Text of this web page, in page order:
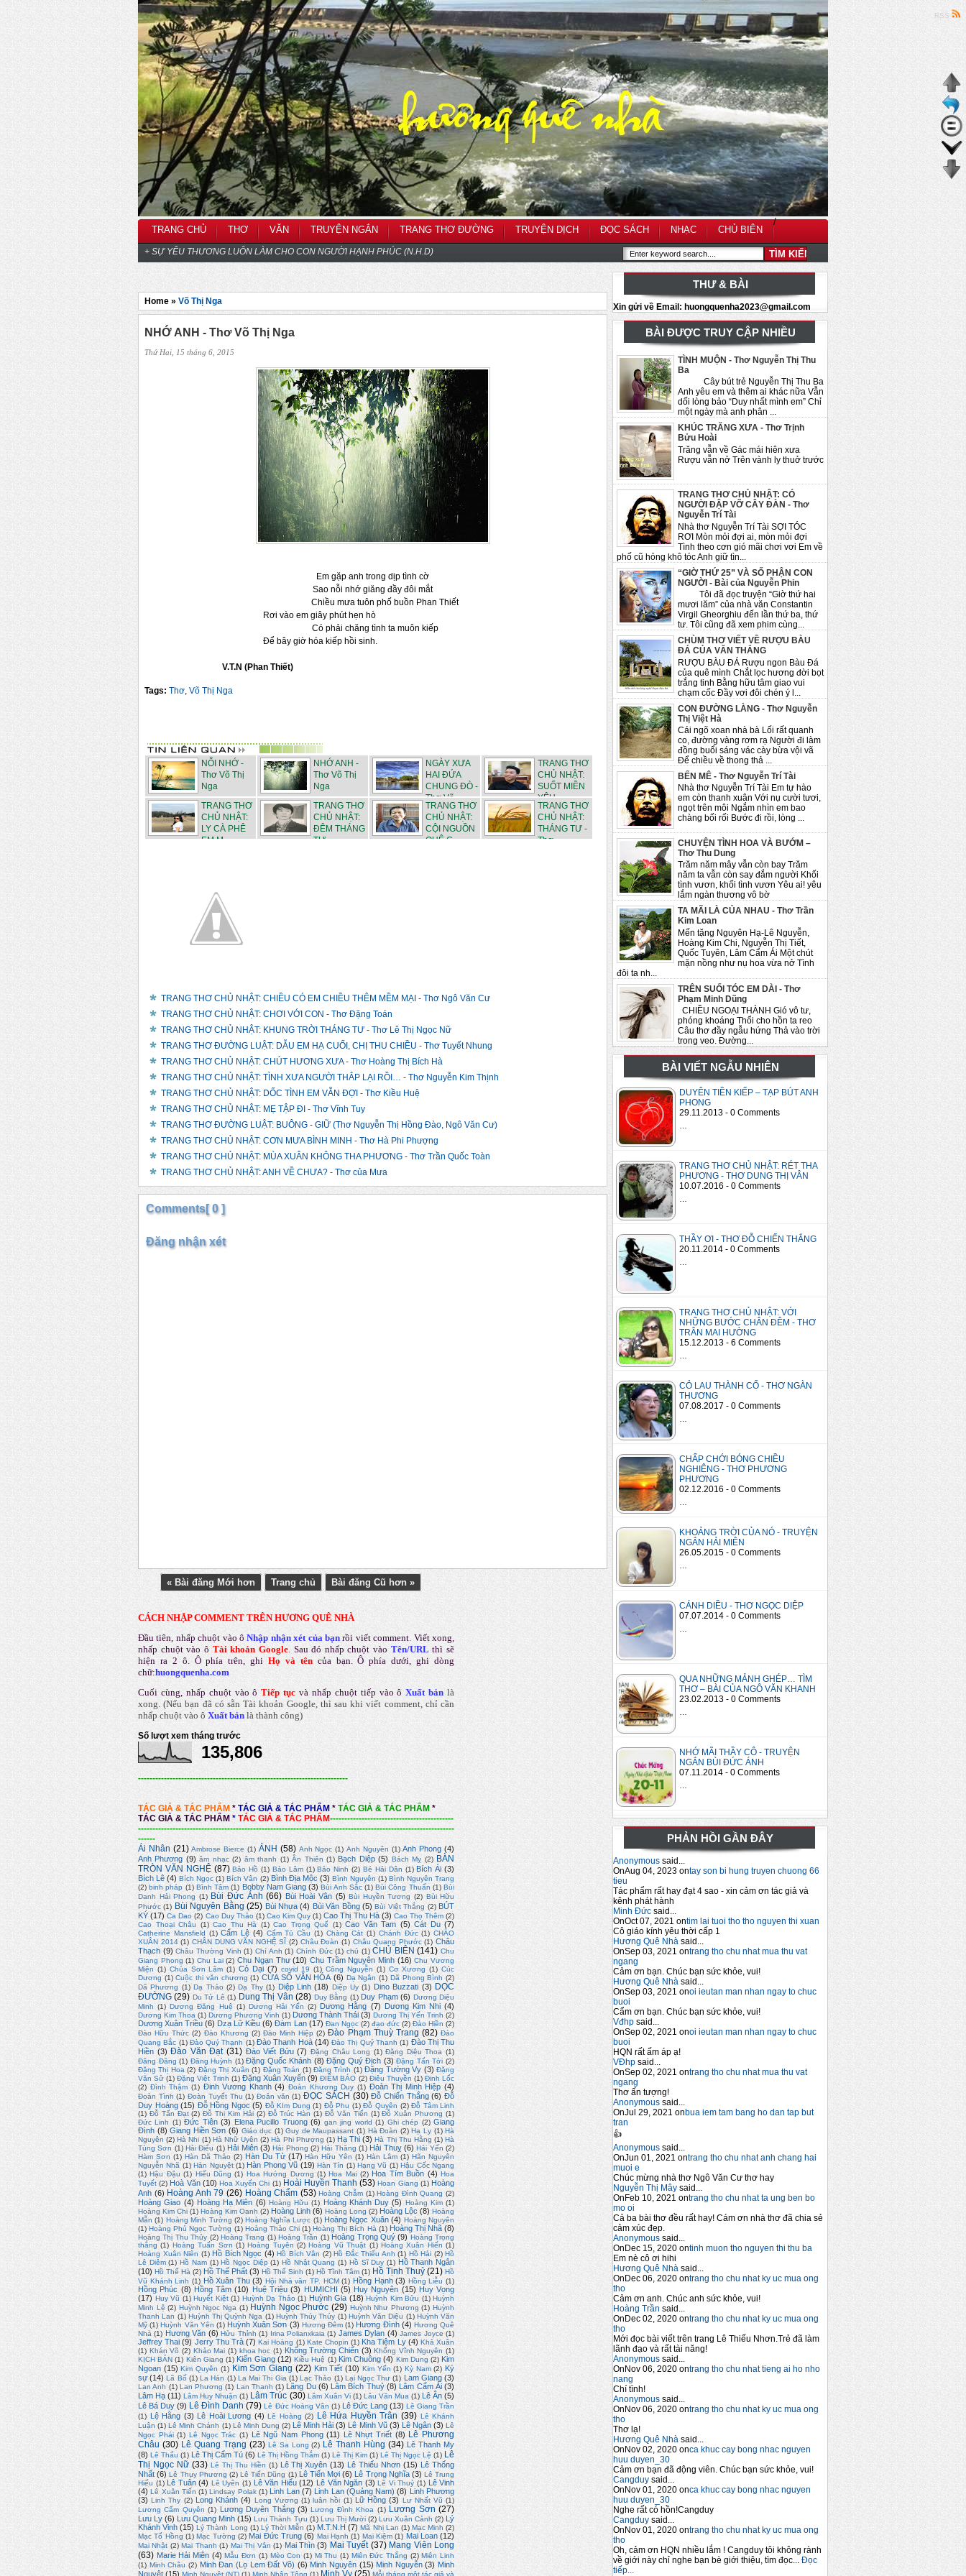
TRANG CHỦ THƠ VĂN TRUYỆN NGẮN TRANG THƠ ĐƯỜNG TRUYỆN DỊCH
/
ĐỌC SÁCH NHẠC CHỦ BIÊN
+ SỰ YÊU THƯƠNG LUÔN LÀM CHO CON NGƯỜI HẠNH PHÚC (N.H.D)
RSS
THƯ & BÀI
Xin gửi về Email: huongquenha2023@gmail.com
BÀI ĐƯỢC TRUY CẬP NHIỀU
TÌNH MUỘN - Thơ Nguyễn Thị Thu
Ba
Cây bút trẻ Nguyễn Thị Thu Ba
Anh yêu em và thêm ai khác nữa Vẫn
dối lòng bảo “Duy nhất mình em” Chỉ
một ngày mà anh phân ...
KHÚC TRĂNG XƯA - Thơ Trịnh
Bửu Hoài
Trăng vẫn về Gác mái hiên xưa
Rượu vẫn nở Trên vành ly thuở trước
TRANG THƠ CHỦ NHẬT: CÓ
NGƯỜI ĐẬP VỠ CÂY ĐÀN - Thơ
Nguyễn Trí Tài
Nhà thơ Nguyễn Trí Tài SỢI TÓC
RƠI Mòn mỏi đợi ai, mòn mỏi đợi
Tình theo cơn gió mãi chơi vơi Em về
phố cũ hỏng khô tóc Anh giữ tìn...
“GIỜ THỨ 25” VÀ SỐ PHẬN CON
NGƯỜI - Bài của Nguyễn Phin
Tôi đã đọc truyện “Giờ thứ hai
mươi lăm” của nhà văn Constantin
Virgil Gheorghiu đến lần thứ ba, thứ
tư. Tôi cũng đã xem phim cùng...
CHÙM THƠ VIẾT VỀ RƯỢU BÀU
ĐÁ CỦA VĂN THẮNG
RƯỢU BÀU ĐÁ Rượu ngon Bàu Đá
của quê mình Chắt lọc hương đời bọt
trắng tinh Bằng hữu tâm giao vui
chạm cốc Đầy vơi đôi chén ý l...
CON ĐƯỜNG LÀNG - Thơ Nguyễn
Thị Việt Hà
Cái ngõ xoan nhà bà Lối rất quanh
co, đường vàng rơm rạ Người đi làm
đồng buổi sáng vác cày bừa vội vã
Để chiều về thong thả ...
BẾN MÊ - Thơ Nguyễn Trí Tài
Nhà thơ Nguyễn Trí Tài Em tự hào
em còn thanh xuân Với nụ cười tươi,
ngọt trên môi Ngắm nhìn em bao
chàng bối rối Bước đi rồi, lòng ...
CHUYỆN TÌNH HOA VÀ BƯỚM –
Thơ Thu Dung
Trăm năm mây vẫn còn bay Trăm
năm ta vẫn còn say đắm người Khối
tình vươn, khối tình vươn Yêu ai! yêu
lắm ngàn thương vô bờ
TA MÃI LÀ CỦA NHAU - Thơ Trần
Kim Loan
Mến tặng Nguyên Hạ-Lê Nguyễn,
Hoàng Kim Chi, Nguyễn Thị Tiết,
Quốc Tuyên, Lâm Cẩm Ái Một chút
mặn nồng như nụ hoa vừa nở Tình
đôi ta nh...
TRÊN SUỐI TÓC EM DÀI - Thơ
Phạm Minh Dũng
CHIỀU NGOẠI THÀNH Gió vô tư,
phóng khoáng Thổi cho hồn ta reo
Câu thơ đầy ngẫu hứng Thả vào trời
trong veo. Đường...
BÀI VIẾT NGẪU NHIÊN
DUYÊN TIỀN KIẾP – TẠP BÚT ANH
PHONG
29.11.2013 - 0 Comments
TRANG THƠ CHỦ NHẬT: RÉT THA
PHƯƠNG - THƠ DUNG THỊ VÂN
10.07.2016 - 0 Comments
THẦY ƠI - THƠ ĐỖ CHIẾN THẮNG
20.11.2014 - 0 Comments
TRANG THƠ CHỦ NHẬT: VỚI
NHỮNG BƯỚC CHÂN ĐÊM - THƠ
TRÂN MAI HƯỜNG
15.12.2013 - 6 Comments
CỎ LAU THÀNH CỔ - THƠ NGÀN
THƯƠNG
07.08.2017 - 0 Comments
CHẤP CHỚI BÓNG CHIỀU
NGHIÊNG - THƠ PHƯƠNG
PHƯƠNG
02.12.2016 - 0 Comments
KHOẢNG TRỜI CỦA NÓ - TRUYỆN
NGẮN HẢI MIÊN
26.05.2015 - 0 Comments
CÁNH DIỀU - THƠ NGỌC DIỆP
07.07.2014 - 0 Comments
QUA NHỮNG MẢNH GHÉP… TÌM
THƠ – BÀI CỦA NGÔ VĂN KHANH
23.02.2013 - 0 Comments
NHỚ MÃI THẦY CÔ - TRUYỆN
NGẮN BÙI ĐỨC ÁNH
07.11.2014 - 0 Comments
PHẢN HỒI GẦN ĐÂY
Anonymous said...
OnAug 04, 2023 ontay son bi hung truyen chuong 66
tieu
Tác phẩm rất hay đạt 4 sao - xin cảm ơn tác giả và
kênh phát hành
Minh Đức said...
OnOct 07, 2021 ontim lai tuoi tho tho nguyen thi xuan
Cô giáo kính yêu thời cấp 1
Hương Quê Nhà said...
OnSep 03, 2021 ontrang tho chu nhat mua thu vat
ngang
Cảm ơn bạn. Chúc bạn sức khỏe, vui!
Hương Quê Nhà said...
OnSep 03, 2021 onoi ieutan man nhan ngay to chuc
buoi
Cẩm ơn bạn. Chúc bạn sức khỏe, vui!
Vđhp said...
OnSep 02, 2021 onoi ieutan man nhan ngay to chuc
buoi
HQN rất ấm áp ạ!
VĐhp said...
OnSep 02, 2021 ontrang tho chu nhat mua thu vat
ngang
Thơ ấn tượng!
Anonymous said...
OnJul 29, 2021 onbua iem tam bang ho dan tap but
tran
👍
Anonymous said...
OnJun 01, 2021 ontrang tho chu nhat anh chang hai
muoi e
Chúc mừng nhà thơ Ngô Văn Cư thơ hay
Nguyễn Thị Mây said...
OnFeb 10, 2021 ontrang tho chu nhat ta ung ben bo
mo oi
Cả ba bài thơ đều rất hay! Cám ơn nhà thơ đã chia sẻ
cảm xúc đẹp.
Anonymous said...
OnDec 15, 2020 ontinh muon tho nguyen thi thu ba
Em nè cô ơi hihi
Hương Quê Nhà said...
OnDec 06, 2020 ontrang tho chu nhat ky uc mua ong
tho
Cảm ơn anh. Chúc anh sức khỏe, vui!
Hoàng Trần said...
OnDec 02, 2020 ontrang tho chu nhat ky uc mua ong
tho
Mới đọc bài viết trên trang Lê Thiếu Nhơn.Trẻ đã làm
lãnh đạo và rất tài năng!
Anonymous said...
OnNov 06, 2020 ontrang tho chu nhat tieng ai ho nho
nang
Chí tình!
Anonymous said...
OnNov 06, 2020 ontrang tho chu nhat ky uc mua ong
tho
Thơ lạ!
Hương Quê Nhà said...
OnNov 02, 2020 onca khuc cay bong nhac nguyen
huu duyen_30
Cảm ơn bạn đã động viên. Chúc bạn sức khỏe, vui!
Cangduy said...
OnNov 01, 2020 onca khuc cay bong nhac nguyen
huu duyen_30
Nghe rất có hồn!Cangduy
Cangduy said...
OnNov 01, 2020 ontrang tho chu nhat ky uc mua ong
tho
Oh, cảm ơn HQN nhiều lắm ! Cangduy tôi không rành
về giới này chỉ nghe bạn bè giới thiệu, tìm đọc... Đọc
tiếp...
Home » Võ Thị Nga
NHỚ ANH - Thơ Võ Thị Nga
Thứ Hai, 15 tháng 6, 2015
Em gặp anh trong dịp tình cờ
Sao nỗi nhớ giăng đầy đôi mắt
Chiều mưa tuôn phố buồn Phan Thiết
Rơi vào em giây phút hẹn hò
Có phải chăng tình ta muôn kiếp
Để bây giờ hóa kiếp hồi sinh.
V.T.N (Phan Thiết)
Tags: Thơ, Võ Thị Nga
NỖI NHỚ -
Thơ Võ Thị
Nga
NHỚ ANH -
Thơ Võ Thị
Nga
NGÀY XƯA
HAI ĐỨA
CHUNG ĐÒ -
Thơ Võ ...
TRANG THƠ
CHỦ NHẬT:
SUỐT MIỀN
YÊU -...
TRANG THƠ
CHỦ NHẬT:
LY CÀ PHÊ
EM M...
TRANG THƠ
CHỦ NHẬT:
ĐÊM THÁNG
TƯ - ...
TRANG THƠ
CHỦ NHẬT:
CỘI NGUỒN
QUÊ C...
TRANG THƠ
CHỦ NHẬT:
THÁNG TƯ -
Thơ ...
TRANG THƠ CHỦ NHẬT: CHIỀU CÓ EM CHIỀU THÊM MỀM MẠI - Thơ Ngô Văn Cư
TRANG THƠ CHỦ NHẬT: CHƠI VỚI CON - Thơ Đặng Toán
TRANG THƠ CHỦ NHẬT: KHUNG TRỜI THÁNG TƯ - Thơ Lê Thị Ngọc Nữ
TRANG THƠ ĐƯỜNG LUẬT: DẪU EM HẠ CUỐI, CHỊ THU CHIỀU - Thơ Tuyết Nhung
TRANG THƠ CHỦ NHẬT: CHÚT HƯƠNG XƯA - Thơ Hoàng Thị Bích Hà
TRANG THƠ CHỦ NHẬT: TÌNH XƯA NGƯỜI THẮP LẠI RỒI… - Thơ Nguyễn Kim Thịnh
TRANG THƠ CHỦ NHẬT: DỐC TÌNH EM VẪN ĐỢI - Thơ Kiều Huệ
TRANG THƠ CHỦ NHẬT: MẸ TẬP ĐI - Thơ Vĩnh Tuy
TRANG THƠ ĐƯỜNG LUẬT: BUÔNG - GIỮ (Thơ Nguyễn Thị Hồng Đào, Ngô Văn Cư)
TRANG THƠ CHỦ NHẬT: CƠN MƯA BÌNH MINH - Thơ Hà Phi Phượng
TRANG THƠ CHỦ NHẬT: MÙA XUÂN KHÔNG THA PHƯƠNG - Thơ Trần Quốc Toàn
TRANG THƠ CHỦ NHẬT: ANH VỀ CHƯA? - Thơ của Mưa
Comments[ 0 ]
Đăng nhận xét
« Bài đăng Mới hơn Trang chủ Bài đăng Cũ hơn »
CÁCH NHẬP COMMENT TRÊN HƯƠNG QUÊ NHÀ
Đầu tiên, nhấp chuột vào ô Nhập nhận xét của bạn rồi viết comment. Viết xong,
nhấp chuột vào ô Tài khoản Google. Sau đó nhấp chuột vào Tên/URL thì sẽ
hiện ra 2 ô. Ô phía trên, ghiHọ và tên của bạn. Ô phía dưới, ghi dòng
chữ:huongquenha.com
Cuối cùng, nhấp chuột vào ô Tiếp tục và nhấp chuột tiếp vào ôXuất bản là
xong.(Nếu bạn đã có sẵn Tài khoản Google, thì sau khi viết comment, chỉ cần
nhấp chuột vào ô Xuất bảnlà thành công)
Số lượt xem tháng trước
135,806
-------------------------------------------------------------------------
TÁC GIẢ & TÁC PHẨM * TÁC GIẢ & TÁC PHẨM * TÁC GIẢ & TÁC PHẨM *
TÁC GIẢ & TÁC PHẨM * TÁC GIẢ & TÁC PHẨM-------------------------------------------
--------------------------------------------------------------------------------------------------------------
------
Ái Nhân (21) Ambrose Bierce (1) ẢNH (58) Anh Ngọc (1) Anh Nguyên (1) Anh Phong (4)
Anh Phương (9) âm nhạc (2) âm thanh (1) Ân Thiên (1) Bạch Diệp (5) Bách Mỵ (2) BÀN
TRÒN VĂN NGHỆ (87) Bảo Hồ (1) Bảo Lâm (1) Bảo Ninh (2) Bé Hải Dân (1) Bích Ái (3)
Bích Lê (4) Bích Ngọc (1) Bích Vân (2) Bình Địa Mộc (3) Bình Nguyên (1) Bình Nguyên Trang
(2) binh pháp (1) Bình Tâm (1) Bobby Nam Giang (3) Bùi Anh Sắc (1) Bùi Công Thuấn (1) Bùi
Danh Hải Phong (1) Bùi Đức Ánh (66) Bùi Hoài Vân (5) Bùi Huyền Tương (2) Bùi Hữu
Phước (1) Bùi Nguyên Bằng (25) Bùi Nhựa (4) Bùi Văn Bồng (5) Bùi Việt Thắng (2) BÚT
KÝ (17) Ca Dao (2) Cao Duy Thảo (1) Cao Kim Quy (1) Cao Thị Thu Hà (3) Cao Thọ Thêm (2)
Cao Thoại Châu
(1) Cao Thu Hà (1) Cao Trọng Quế (1) Cao Văn Tam (5) Cát Du (7)
Catherine Mansfield (1) Cẩm Lệ (4) Cẩm Tú Cầu (1) Chàng Cát (1) Chánh Đức (1) CHÀO
XUÂN 2014 (1) CHÂN DUNG VĂN NGHỆ SĨ (2) Châu Đoàn (1) Châu Quang Phước (1) Châu
Thạch (9) Châu Thường Vinh (1) Chí Anh (1) Chính Đức (1) chủ (1) CHỦ BIÊN (141) Chu
Giang Phong (1) Chu Lai (2) Chu Ngạn Thư (10) Chu Trầm Nguyên Minh (16) Chu Vương
Miện (1) Chúa Sơn Lâm (1) Cỏ Dại (7) covid 19 (1) Công Nguyễn (1) Cơ Xương (1) Cúc
Dương (1) Cuộc thi văn chương (1) CỬA SỔ VĂN HÓA (6) Dạ Ngân (1) Dã Phong Bình (2)
Dã Phương (1) Dạ Thảo (2) Dạ Thy (1) Diệp Linh (18) Diệp Uy (1) Dino Buzzati (3) DỌC
ĐƯỜNG (29) Du Tử Lê (1) Dung Thị Vân (28) Duy Bằng (1) Duy Phạm (6) Dương Diệu
Minh (1) Dương Đăng Huệ (1) Dương Hải Yến (2) Dương Hằng (7) Dương Kim Nhi (4)
Dương Kim Thoa (1) Dương Phương Vinh (1) Dương Thành Thái (3) Dương Thị Yến Trinh (2)
Dương Xuân Triều (6) Dzạ Lữ Kiều (6) Đàm Lan (17) Đan Ngọc (2) đạo đức (2) Đào Hiền (2)
Đào Hữu Thức (2) Đào Khương (2) Đào Minh Hiệp (2) Đào Phạm Thuỳ Trang (82) Đào
Quang Bắc (1) Đào Quý Thạnh (1) Đào Thanh Hoà (14) Đào Thị Quý Thanh (1) Đào Thị Thu
Hiền (3) Đào Văn Đạt (31) Đào Viết Bửu (7) Đặng Châu Long (1) Đặng Diệu Thoa (1)
Đăng Đăng (1) Đăng Huỳnh (1) Đặng Quốc Khánh (8) Đặng Quý Địch (3) Đặng Tấn Tới (2)
Đặng Thị Hoa (2) Đặng Thị Xuân (1) Đặng Toán (1) Đăng Trình (1) Đặng Tường Vy (3) Đặng
Văn Sử (1) Đặng Việt Trinh (1) Đặng Xuân Xuyến (9) ĐIỂM BÁO (2) Điêu Thuyền (1) Đinh Lốc
(2) Đình Thậm (1) Đinh Vương Khanh (4) Đoàn Khương Duy (1) Đoàn Thị Minh Hiệp (4)
Đoàn Tình (1) Đoàn Tuyết Thu (1) Đoản văn (1) ĐỌC SÁCH (30) Đỗ Chiến Thắng (6) Đỗ
Duy Hoàng (15) Đỗ Hồng Ngọc (5) Đỗ KIm Dung (1) Đỗ Phu (1) Đỗ Quyên (2) Đỗ Tâm Linh
(1) Đỗ Tấn Đạt (2) Đỗ Thị Kim Hải (2) Đỗ Trúc Hàn (1) Đỗ Văn Tiến (1) Đỗ Xuân Phương (1)
Đức Linh (1) Đức Tiên (3) Elena Pucillo Truong (6) gan jing world (1) Ghi chép (2) Giang
Đình (8) Giang Hiền Sơn (6) Giáo dục (1) Guy de Maupassant (1) Hà Đoàn (2) Hạ Ly (1) Hà
Nguyên (2) Hà Nhi (1) Hà Nhữ Uyên (2) Hà Phi Phượng (1) Hạ Thi (3) Hà Thị Thu Hằng (1) Hà
Tùng Sơn (1) Hải Điểu (1) Hải Miên (3) Hải Phong (2) Hải Thăng (1) Hải Thuỵ (6) Hải Yến (2)
Hàm Sơn (1) Hàn Dã Thảo (2) Hàn Du Tử (17) Hàn Hữu Yên (1) Hàn Lâm (1) Hãn Nguyên
Nguyễn Nhã (1) Hàn Nguyệt (1) Hàn Phong Vũ (19) Hàn Tín (1) Hạng Vũ (1) Hậu Cốc Ngang
(1) Hậu Đậu (1) Hiếu Dũng (1) Hoa Hướng Dương (1) Hoa Mai (2) Hoa Tím Buồn (4) Hoa
Tuyết (2) Hoà Văn (10) Hoa Xuyến Chi (1) Hoài Huyền Thanh (53) Hoan Giang (1) Hoàng
Anh (6) Hoàng Anh 79 (26) Hoàng Chẩm (53) Hoàng Chẫm (1) Hoàng Đình Quang (2)
Hoàng Giao (4) Hoàng Hạ Miên (6) Hoàng Hữu (1) Hoàng Khánh Duy (5) Hoàng Kim (1)
Hoàng Kim Chi (1) Hoàng Kim Oanh (2) Hoàng Linh (6) Hoàng Long (2) Hoàng Lộc (8) Hoàng
Mẫn (1) Hoàng Minh Tường (2) Hoàng Nghĩa Lược (1) Hoàng Ngọc Xuân (4) Hoàng Nguyên
(1) Hoàng Phủ Ngọc Tường (1) Hoàng Thảo Chi (1) Hoàng Thị Bích Hà (1) Hoàng Thị Nhã (8)
Hoàng Thị Thu Thủy (2) Hoàng Trang (1) Hoàng Trần (1) Hoàng Trọng Quý (9) Hoàng Trọng
thắng (1) Hoàng Tuấn Sơn (1) Hoàng Tuyên (2) Hoàng Vũ Thuật (1) Hoàng Xuân Hiến (1)
Hoàng Xuân Niên (1) Hồ Bích Ngọc (4) Hồ Bích Vân (2) Hồ Đắc Thiếu Anh (1) Hồ Hải (2) Hồ
Lê Diêm (1) Hồ Nam (1) Hồ Ngọc Diệp (1) Hồ Nhật Quang (1) Hồ Sĩ Duy (1) Hồ Thanh Ngân
(10) Hồ Thế Hà (2) Hồ Thế Phất (3) Hồ Thế Sinh (1) Hồ Tĩnh Tâm (1) Hồ Tịnh Thuỷ (21) Hồ
Vũ Khánh Linh (1) Hồ Xuân Thu (3) Hội Nhà văn TP. HCM (1) Hồng Hạnh (3) Hồng Liễu (1)
Hồng Phúc (8) Hồng Tâm (10) Huệ Triệu (3) HUMICHI (5) Huy Nguyên (15) Huy Vọng
(17) Huy Vũ (1) Huyết Kiệt (1) Huỳnh Dạ Thảo (1) Huỳnh Gia (18) Huỳnh Kim Bửu (1) Huỳnh
Minh Lệ (2) Huỳnh Ngọc Nga (1) Huỳnh Ngọc Phước (29) Huỳnh Như Phương (1) Huỳnh
Thanh Lan (1) Huỳnh Thị Quỳnh Nga (1) Huỳnh Thúy Thúy (1) Huỳnh Văn Diệu (1) Huỳnh Văn
Mỹ (1) Huỳnh Văn Yên (1) Huỳnh Xuân Sơn (3) Hương Đêm (1) Hương Đình (4) Hương Quê
Nhà (1) Hương Văn (6) Hửu Thỉnh (1) Irina Polianxkaia (1) James Dylan (4) James Joyce (1)
Jeffrey Thai (9) Jerry Thu Trà (7) Kai Hoàng (1) Kate Chopin (1) Kha Tiệm Ly (4) Khả Xuân
(1) Khán Võ (2) Khảo Mai (1) khoa học (1) Khổng Trường Chiến (3) Khổng Vĩnh Nguyên (1)
KỊCH BẢN (1) Kiên Giang (1) Kiến Giang (12) Kiều Huệ (1) Kim Chuông (4) Kim Dung (2) Kim
Ngoan (15) Kim Quyên (1) Kim Sơn Giang (22) Kim Tiết (10) Kim Yến (1) Kỳ Nam (2) Ký
sự (14) Lã Bố (1) La Hán (1) La Mai Thi Gia (1) Lạc Thảo (1) Lại Ngọc Thư (1) Lam Giang (3)
Lan Anh (1) Lan Phương (1) Lan Thanh (1) Lãng Du (6) Lâm Bích Thuỷ (8) Lâm Cẩm Ái (3)
Lâm Hạ (11) Lâm Huy Nhuận (1) Lâm Trúc (30) Lâm Xuân Vi (1) Lâu Văn Mua (1) Lê Ân (5)
Lê Bá Duy (9) Lê Đình Danh (79) Lê Đức Hoàng Vân (1) Lê Đức Lang (13) Lê Giang Trần
(1)
Lệ Hằng (3) Lê Hoài Lương (4) Lê Hoàng (2) Lê Hứa Huyền Trân (39) Lê Khánh
Luận (1) Lê Minh Chánh (1) Lê Minh Dung (2) Lê Minh Hải (3) Lê Minh Vũ (3) Lê Ngân (3) Lê
Ngọc Phái (1) Lê Ngọc Trác (1) Lê Ngũ Nam Phong (11) Lê Nhựt Triết (8) Lê Phương
Châu (30) Lê Quang Trạng (23) Lê Sa Long (2) Lê Thanh Hùng (34) Lê Thanh My
(8) Lê Thấu (1) Lê Thị Cẩm Tú (6) Lê Thị Hồng Thắm (1) Lê Thị Kim (1) Lê Thị Ngọc Lệ (1) Lê
Thị Ngọc Nữ (33) Lê Thị Thu Hiền (1) Lê Thị Xuyên (13) Lê Thiếu Nhơn (15) Lê Thống
Nhất (6) Lê Thụy Phương (2) Lê Tiến Dũng (1) Lê Tiến Mợi (6) Lê Trọng Nghĩa (3) Lê Trung
Hiếu (1) Lê Tuân (4) Lê Uyên (1) Lê Văn Hiếu (12) Lê Văn Ngăn (3) Lê Vi Thuỷ (1) Lê Vinh
(4) Lê Xuân Tiến (1) Lindsay Polak (1) Linh Lan (7) Linh Lan (Quảng Nam) (8) Linh Phương
(3) Linh Thy (2) Long Khánh (4) Long Vương (1) luân hồi (1) Lữ Hồng (3) Lư Nhất Vũ (1)
Lương Cẩm Quyên (1) Lương Duyên Thắng (3) Lương Đình Khoa (1) Lương Sơn (27)
Lưu Ly (6) Lưu Quang Minh (15) Lưu Thành Tựu (1) Lưu Thị Mười (2) Lưu Xuân Cảnh (2) Lý
Khánh Vinh (15) Lý Thành Long (1) Lý Thời Miễn (1) M.T.N.H (7) Mã Nhị Lan (1) Mạc Minh (2)
Mạc Tố Hồng (1) Mạc Tường (2) Mai Đức Trung (6) Mai Hạnh (1) Mai Kiệm (1) Mai Loan (12)
Mai Nhật (2) Mai Thanh (1) Mai Thị Vân (1) Mai Thìn (3) Mai Tuyết (37) Mang Viên Long
(63) Marie Hải Miên (4) Mẫu Đơn (1) Mèo Con (1) Mi Thu (1) Miên Đức Thắng (2) Miên Linh
(1) Minh Châu (2) Minh Đan (Lọ Lem Đất Võ) (6) Minh Nguyên (15) Minh Nguyễn (3) Minh
Nguyệt (15)